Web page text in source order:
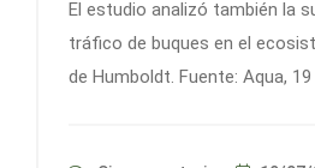
El estudio analizó también la
tráfico de buques en el
de Humboldt. Fuente: Aqua,